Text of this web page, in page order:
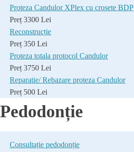
Proteza Candulor XPlex cu crosete BDP
Preț 3300 Lei
Reconstrucție
Preț 350 Lei
Proteza totala protocol Candulor
Preț 3750 Lei
Reparatie/ Rebazare proteza Candulor
Preț 500 Lei
Pedodonție
Consultație pedodonție